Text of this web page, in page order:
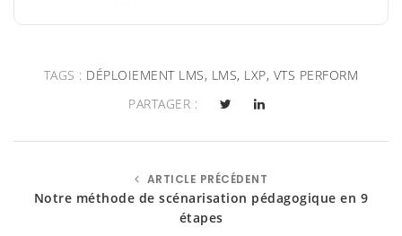
TAGS : DÉPLOIEMENT LMS, LMS, LXP, VTS PERFORM
PARTAGER :
ARTICLE PRÉCÉDENT
Notre méthode de scénarisation pédagogique en 9
étapes